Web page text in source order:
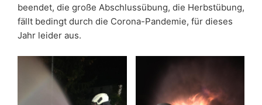
beendet, die große Abschlussübung, die Herbstübung,
fällt bedingt durch die Corona-Pandemie, für dieses
Jahr leider aus.